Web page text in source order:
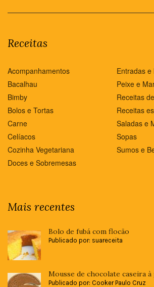
Receitas
Acompanhamentos
Bacalhau
Bimby
Bolos e Tortas
Carne
Celíacos
Cozinha Vegetariana
Doces e Sobremesas
Entradas e
Peixe e
Receitas
Receitas
Saladas e
Sopas
Sumos e
Mais recentes
Bolo de fubá com flocão
Publicado por: suareceita
Mousse de chocolate caseira
Publicado por: Cooker Paulo Cruz